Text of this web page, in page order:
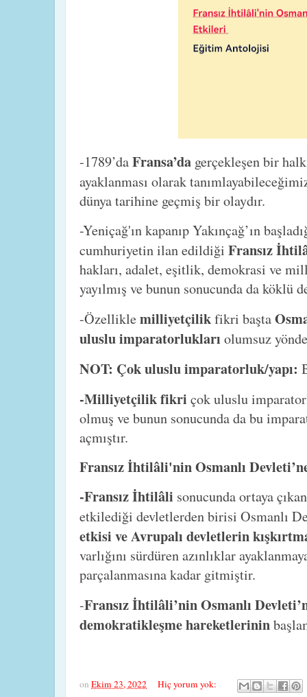
-1789’daFransa’da gerçekleşen bir
ayaklanması olarak
dünya tarihine geçmiş bir olaydır.
-Yeniçağ'ın kapanıp Yakınçağ’ın
cumhuriyetin ilan edildiği Fransız
hakları, adalet, eşitlik, demokrasi ve
yayılmış ve bunun sonucunda da
-Özelliklemilliyetçilikfikri başta
uluslu imparatorlukları olumsuz
NOT: Çok uluslu imparatorluk/yapı:
-Milliyetçilik fikri çok uluslu
olmuş ve bunun sonucunda da bu
açmıştır.
Fransız İhtilâli'nin Osmanlı
-Fransız İhtilâli sonucunda ortaya
etkilediği devletlerden birisi Osmanlı
etkisi ve Avrupalı devletlerin
varlığını sürdüren azınlıklar
parçalanmasına kadar gitmiştir.
-Fransız İhtilâli’nin Osmanlı
demokratikleşme hareketlerinin
on Ekim 23, 2022 Hiç yorum yok: